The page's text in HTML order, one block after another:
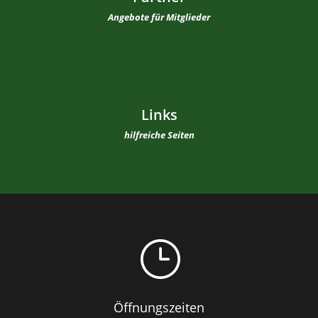
Angebote für Mitglieder
Links
hilfreiche Seiten
}
Öffnungszeiten